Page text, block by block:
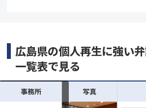
広島県の個人再生に強い
一覧表で見る
事務所 写真